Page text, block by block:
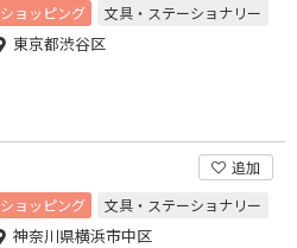
ショッピング
文具・ステーショナリー
東京都渋谷区
追加
ショッピング
文具・ステーショナリー
神奈川県横浜市中区